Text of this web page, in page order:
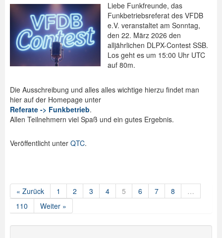
Liebe Funkfreunde, das
Funkbetriebsreferat des VFDB
e.V. veranstaltet am Sonntag,
den 22. März 2026 den
alljährlichen DLPX-Contest SSB.
Los geht es um 15:00 Uhr UTC
auf 80m.
Die Ausschreibung und alles alles wichtige hierzu findet man
hier auf der Homepage unter
Referate -> Funkbetrieb.
Allen Teilnehmern viel Spaß und ein gutes Ergebnis.
Veröffentlicht unter QTC.
« Zurück 1 2 3 4 5 6 7 8
…
110
Weiter »